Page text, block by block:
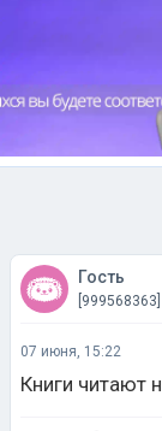
Гость
[999568363]
07 июня, 15:22
Книги читают